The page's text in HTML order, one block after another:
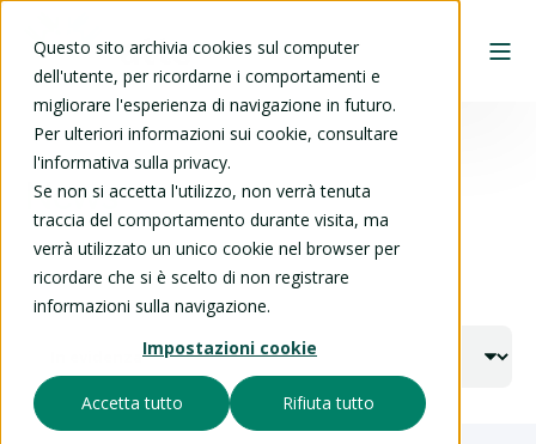
Questo sito archivia cookies sul computer
dell'utente, per ricordarne i comportamenti e
migliorare l'esperienza di navigazione in futuro.
Per ulteriori informazioni sui cookie, consultare
l'informativa sulla privacy.
Se non si accetta l'utilizzo, non verrà tenuta
traccia del comportamento durante visita, ma
verrà utilizzato un unico cookie nel browser per
ricordare che si è scelto di non registrare
informazioni sulla navigazione.
Impostazioni cookie
Accetta tutto Rifiuta tutto
News